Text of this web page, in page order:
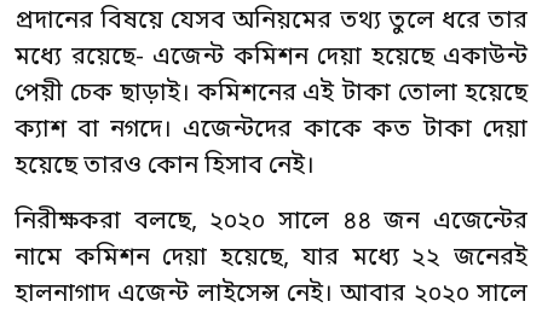
প্রদানের বিষয়ে যেসব অনিয়মের তথ্য তুলে ধরে তার
মধ্যে রয়েছে- এজেন্ট কমিশন দেয়া হয়েছে একাউন্ট
পেয়ী চেক ছাড়াই। কমিশনের এই টাকা তোলা হয়েছে
ক্যাশ বা নগদে। এজেন্টদের কাকে কত টাকা দেয়া
হয়েছে তারও কোন হিসাব নেই।
নিরীক্ষকরা বলছে, ২০২০ সালে ৪৪ জন এজেন্টের
নামে কমিশন দেয়া হয়েছে, যার মধ্যে ২২ জনেরই
হালনাগাদ এজেন্ট লাইসেন্স নেই। আবার ২০২০ সালে